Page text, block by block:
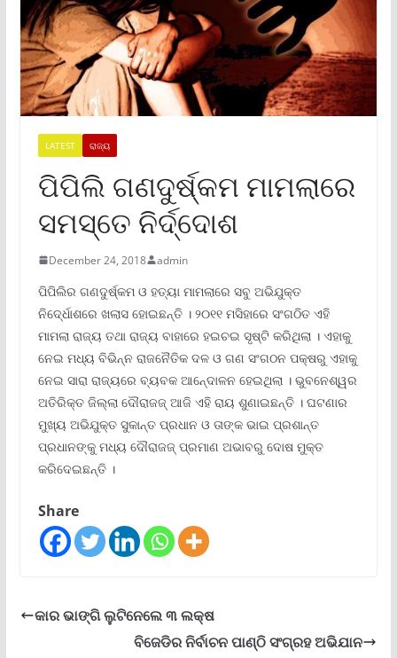
LATEST ରାଜ୍ୟ
ପିପିଲି ଗଣଦୁର୍ଷ୍କମ ମାମଲାରେ
ସମସ୍ତେ ନିର୍ଦ୍ଦୋଶ
December 24, 2018 admin
ପିପିଲିର ଗଣଦୁର୍ଷ୍କମ ଓ ହତ୍ୟା ମାମଲାରେ ସବୁ ଅଭିଯୁକ୍ତ
ନିଦେ୍ର୍ଧାଶରେ ଖଲାସ ହୋଇଛନ୍ତି । ୨୦୧୧ ମସିହାରେ ସଂଗଠିତ ଏହି
ମାମଲା ରାଜ୍ୟ ତଥା ରାଜ୍ୟ ବାହାରେ ହଇଚଇ ସୃଷ୍ଟି କରିଥିଲା । ଏହାକୁ
ନେଇ ମଧ୍ୟ ବିଭିନ୍ନ ରାଜନୈତିକ ଦଳ ଓ ଗଣ ସଂଗଠନ ପକ୍ଷରୁ ଏହାକୁ
ନେଇ ସାରା ରାଜ୍ୟରେ ବ୍ୟବକ ଆନେ୍ଦାଳନ ହେଇଥିଲା । ଭୁବନେଶ୍ୱର
ଅତିରିକ୍ତ ଜିଲ୍ଲା ଦୌରାଜଜ୍ ଆଜି ଏହି ରାୟ ଶୁଣାଇଛନ୍ତି । ଘଟଣାର
ମୁଖ୍ୟ ଅଭିଯୁକ୍ତ ସୁକାନ୍ତ ପ୍ରଧାନ ଓ ତାଙ୍କ ଭାଇ ପ୍ରଶାନ୍ତ
ପ୍ରଧାନଙ୍କୁ ମଧ୍ୟ ଦୌରାଜଜ୍ ପ୍ରମାଣ ଅଭାବରୁ ଦୋଷ ମୁକ୍ତ
କରିଦେଇଛନ୍ତି ।
Share
କାର ଭାଙ୍ଗି ଲୁଟିନେଲେ ୩ ଲକ୍ଷ
ବିଜେଡିର ନିର୍ବାଚନ ପାଣ୍ଠି ସଂଗ୍ରହ ଅଭିଯାନ